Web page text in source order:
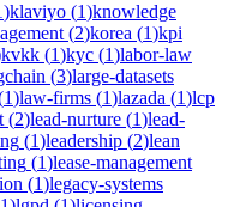
)klaviyo (1)knowledge
(2)korea (1)kpi
kvkk (1)kyc (1)labor-law
(3)large-datasets
1)law-firms (1)lazada (1)lcp
(2)lead-nurture (1)lead-
(1)leadership (2)lean
(1)lease-management
(1)legacy-systems